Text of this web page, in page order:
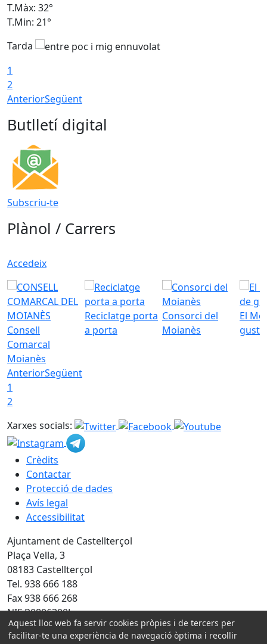
T.Màx: 32°
T.Min: 21°
Tarda
1
2
AnteriorSegüent
Butlletí digital
Subscriu-te
Plànol / Carrers
Accedeix
Consell
Comarcal
Moianès
Reciclatge porta
a porta
Consorci del
Moianès
El
gust
AnteriorSegüent
1
2
Xarxes socials:
Crèdits
Contactar
Protecció de dades
Avís legal
Accessibilitat
Ajuntament de Castellterçol
Plaça Vella, 3
08183 Castellterçol
Tel. 938 666 188
Fax 938 666 268
NIF P0806300J
Amb la col·laboració de:
Aquest lloc web fa servir cookies pròpies i de tercers per
facilitar-te una experiència de navegació òptima i recollir